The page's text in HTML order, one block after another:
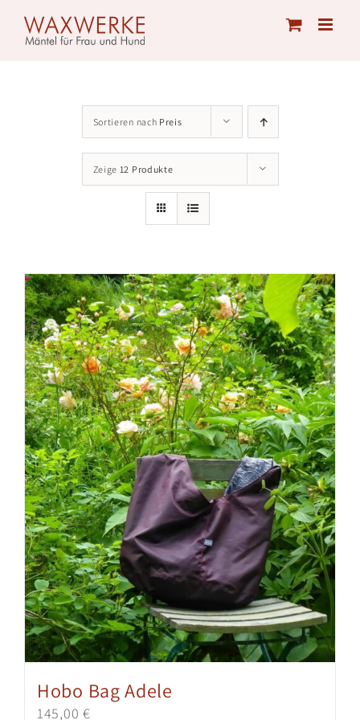
content
Sortieren nach Preis
Zeige 12 Produkte
Hobo Bag Adele
145,00 €